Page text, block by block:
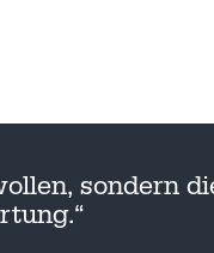
sondern